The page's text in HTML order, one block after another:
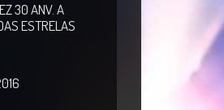
30 ANV. A
ESTRELAS